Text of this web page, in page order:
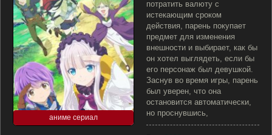
аниме сериал
потратить валюту с
истекающим сроком
действия, парень покупает
предмет для изменения
внешности и выбирает, как бы
он хотел выглядеть, если бы
его персонаж был девушкой.
Заснув во время игры, парень
был уверен, что она
остановится автоматически,
но проснувшись,